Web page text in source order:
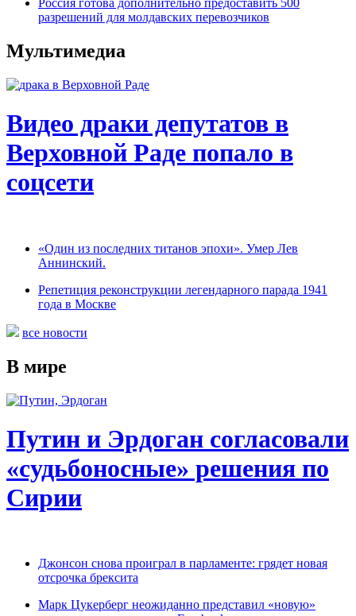
Россия готова дополнительно предоставить 500
разрешений для молдавских перевозчиков
Мультимедиа
Видео драки депутатов в
Верховной Раде попало в
соцсети
«Один из последних титанов эпохи». Умер Лев
Аннинский.
Репетиция реконструкции легендарного парада 1941
года в Москве
все новости
В мире
Путин и Эрдоган согласовали
«судьбоносные» решения по
Сирии
Джонсон снова проиграл в парламенте: грядет новая
отсрочка брексита
Марк Цукерберг неожиданно представил «новую»